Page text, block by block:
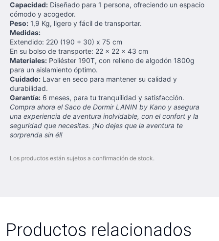
Capacidad: Diseñado para 1 persona, ofreciendo un espacio
cómodo y acogedor.
Peso: 1,9 Kg, ligero y fácil de transportar.
Medidas:
Extendido: 220 (190 + 30) x 75 cm
En su bolso de transporte: 22 x 22 x 43 cm
Materiales: Poliéster 190T, con relleno de algodón 1800g
para un aislamiento óptimo.
Cuidado: Lavar en seco para mantener su calidad y
durabilidad.
Garantía: 6 meses, para tu tranquilidad y satisfacción.
Compra ahora el Saco de Dormir LANIN by Kano y asegura
una experiencia de aventura inolvidable, con el confort y la
seguridad que necesitas. ¡No dejes que la aventura te
sorprenda sin él!
Los productos están sujetos a confirmación de stock.
Productos relacionados